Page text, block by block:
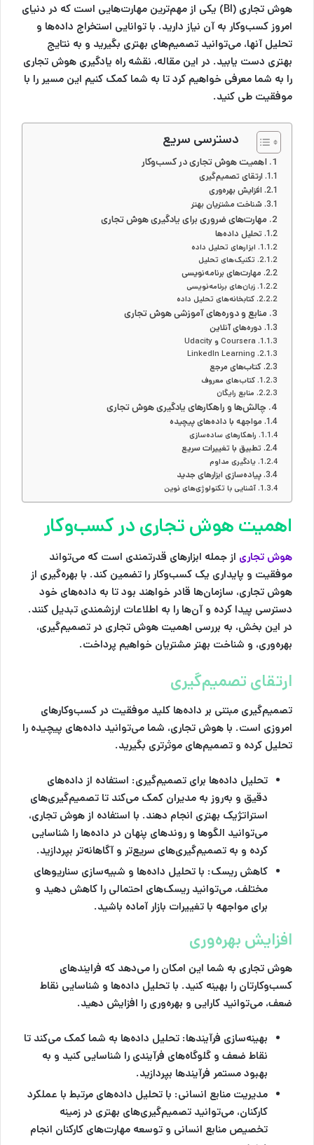
هوش تجاری (BI) یکی از مهم‌ترین مهارت‌هایی است که در دنیای
امروز کسب‌وکار به آن نیاز دارید. با توانایی استخراج داده‌ها و
تحلیل آنها، می‌توانید تصمیم‌های بهتری بگیرید و به نتایج
بهتری دست یابید. در این مقاله، نقشه راه یادگیری هوش تجاری
را به شما معرفی خواهیم کرد تا به شما کمک کنیم این مسیر را با
موفقیت طی کنید.
دسترسی سریع
اهمیت هوش تجاری در کسب‌وکار
ارتقای تصمیم‌گیری
افزایش بهره‌وری
شناخت مشتریان بهتر
مهارت‌های ضروری برای یادگیری هوش تجاری
تحلیل داده‌ها
ابزارهای تحلیل داده
تکنیک‌های تحلیل
مهارت‌های برنامه‌نویسی
زبان‌های برنامه‌نویسی
کتابخانه‌های تحلیل داده
منابع و دوره‌های آموزشی هوش تجاری
دوره‌های آنلاین
Coursera و Udacity
LinkedIn Learning
کتاب‌های مرجع
کتاب‌های معروف
منابع رایگان
چالش‌ها و راهکارهای یادگیری هوش تجاری
مواجهه با داده‌های پیچیده
راهکارهای ساده‌سازی
تطبیق با تغییرات سریع
یادگیری مداوم
پیاده‌سازی ابزارهای جدید
آشنایی با تکنولوژی‌های نوین
اهمیت هوش تجاری در کسب‌وکار
هوش تجاری از جمله ابزارهای قدرتمندی است که می‌تواند
موفقیت و پایداری یک کسب‌وکار را تضمین کند. با بهره‌گیری از
هوش تجاری، سازمان‌ها قادر خواهند بود تا به داده‌های خود
دسترسی پیدا کرده و آن‌ها را به اطلاعات ارزشمندی تبدیل کنند.
در این بخش، به بررسی اهمیت هوش تجاری در تصمیم‌گیری،
بهره‌وری، و شناخت بهتر مشتریان خواهیم پرداخت.
ارتقای تصمیم‌گیری
تصمیم‌گیری مبتنی بر داده‌ها کلید موفقیت در کسب‌وکارهای
امروزی است. با هوش تجاری، شما می‌توانید داده‌های پیچیده را
تحلیل کرده و تصمیم‌های موثرتری بگیرید.
تحلیل داده‌ها برای تصمیم‌گیری: استفاده از داده‌های
دقیق و به‌روز به مدیران کمک می‌کند تا تصمیم‌گیری‌های
استراتژیک بهتری انجام دهند. با استفاده از هوش تجاری،
می‌توانید الگوها و روندهای پنهان در داده‌ها را شناسایی
کرده و به تصمیم‌گیری‌های سریع‌تر و آگاهانه‌تر بپردازید.
کاهش ریسک: با تحلیل داده‌ها و شبیه‌سازی سناریوهای
مختلف، می‌توانید ریسک‌های احتمالی را کاهش دهید و
برای مواجهه با تغییرات بازار آماده باشید.
افزایش بهره‌وری
هوش تجاری به شما این امکان را می‌دهد که فرایندهای
کسب‌وکارتان را بهینه کنید. با تحلیل داده‌ها و شناسایی نقاط
ضعف، می‌توانید کارایی و بهره‌وری را افزایش دهید.
بهینه‌سازی فرآیندها: تحلیل داده‌ها به شما کمک می‌کند تا
نقاط ضعف و گلوگاه‌های فرآیندی را شناسایی کنید و به
بهبود مستمر فرآیندها بپردازید.
مدیریت منابع انسانی: با تحلیل داده‌های مرتبط با عملکرد
کارکنان، می‌توانید تصمیم‌گیری‌های بهتری در زمینه
تخصیص منابع انسانی و توسعه مهارت‌های کارکنان انجام